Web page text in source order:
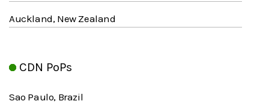
Auckland, New Zealand
CDN PoPs
Sao Paulo, Brazil